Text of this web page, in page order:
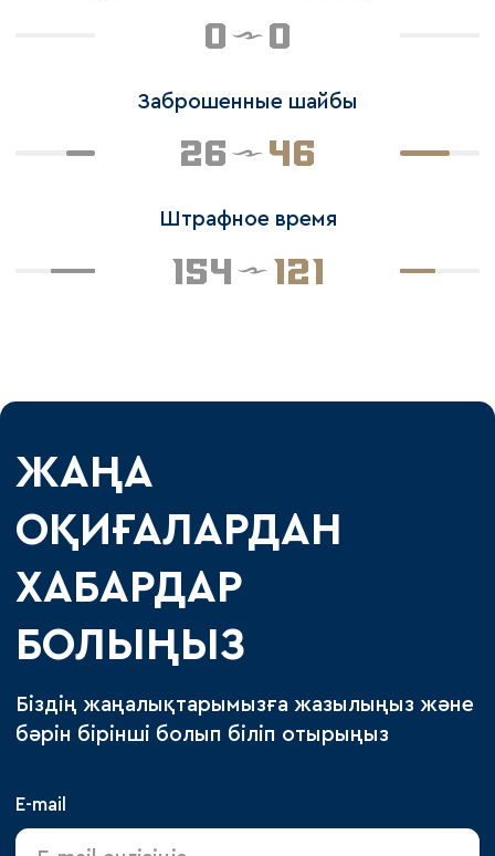
0 0
Заброшенные шайбы
26 46
Штрафное время
154 121
ЖАҢА
ОҚИҒАЛАРДАН
ХАБАРДАР
БОЛЫҢЫЗ
Біздің жаңалықтарымызға жазылыңыз және
бәрін бірінші болып біліп отырыңыз
E-mail